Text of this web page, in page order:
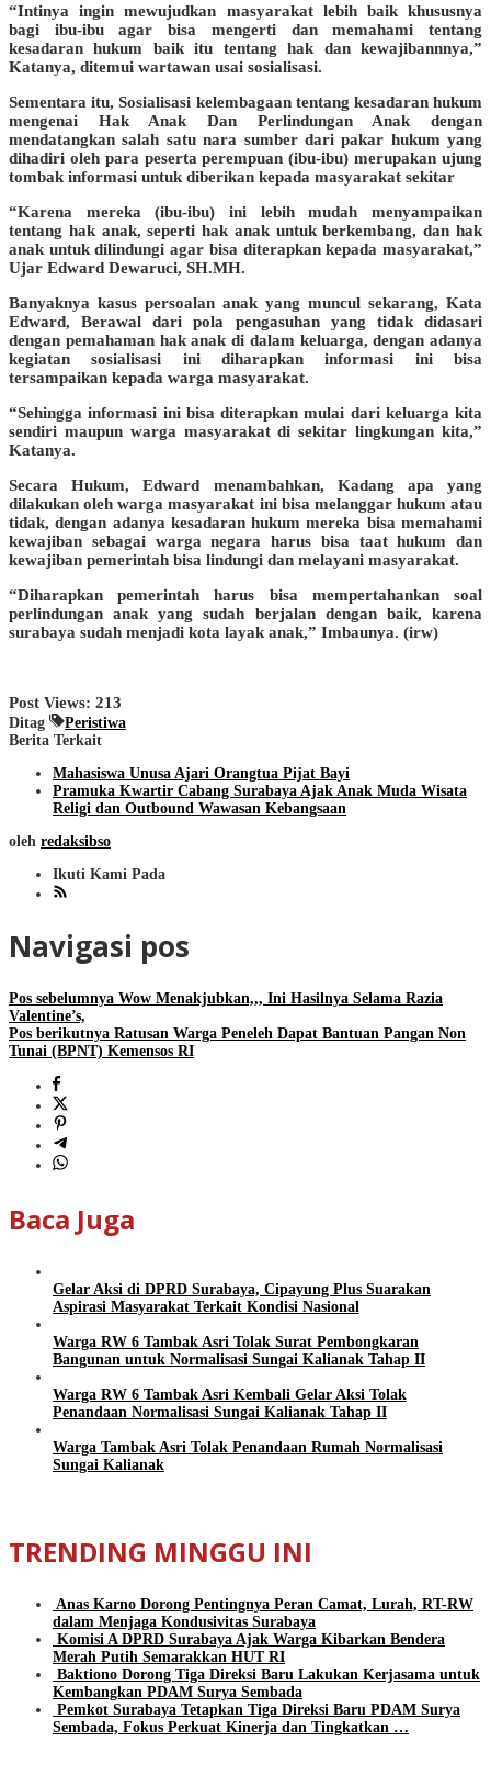
“Intinya ingin mewujudkan masyarakat lebih baik khususnya
bagi ibu-ibu agar bisa mengerti dan memahami tentang
kesadaran hukum baik itu tentang hak dan kewajibannnya,”
Katanya, ditemui wartawan usai sosialisasi.
Sementara itu, Sosialisasi kelembagaan tentang kesadaran hukum
mengenai Hak Anak Dan Perlindungan Anak dengan
mendatangkan salah satu nara sumber dari pakar hukum yang
dihadiri oleh para peserta perempuan (ibu-ibu) merupakan ujung
tombak informasi untuk diberikan kepada masyarakat sekitar
“Karena mereka (ibu-ibu) ini lebih mudah menyampaikan
tentang hak anak, seperti hak anak untuk berkembang, dan hak
anak untuk dilindungi agar bisa diterapkan kepada masyarakat,”
Ujar Edward Dewaruci, SH.MH.
Banyaknya kasus persoalan anak yang muncul sekarang, Kata
Edward, Berawal dari pola pengasuhan yang tidak didasari
dengan pemahaman hak anak di dalam keluarga, dengan adanya
kegiatan sosialisasi ini diharapkan informasi ini bisa
tersampaikan kepada warga masyarakat.
“Sehingga informasi ini bisa diterapkan mulai dari keluarga kita
sendiri maupun warga masyarakat di sekitar lingkungan kita,”
Katanya.
Secara Hukum, Edward menambahkan, Kadang apa yang
dilakukan oleh warga masyarakat ini bisa melanggar hukum atau
tidak, dengan adanya kesadaran hukum mereka bisa memahami
kewajiban sebagai warga negara harus bisa taat hukum dan
kewajiban pemerintah bisa lindungi dan melayani masyarakat.
“Diharapkan pemerintah harus bisa mempertahankan soal
perlindungan anak yang sudah berjalan dengan baik, karena
surabaya sudah menjadi kota layak anak,” Imbaunya. (irw)
Post Views: 213
Ditag
Peristiwa
Berita Terkait
Mahasiswa Unusa Ajari Orangtua Pijat Bayi
Pramuka Kwartir Cabang Surabaya Ajak Anak Muda Wisata
Religi dan Outbound Wawasan Kebangsaan
oleh redaksibso
Ikuti Kami Pada
Navigasi pos
Pos sebelumnya Wow Menakjubkan,,, Ini Hasilnya Selama Razia
Valentine’s,
Pos berikutnya Ratusan Warga Peneleh Dapat Bantuan Pangan Non
Tunai (BPNT) Kemensos RI
Baca Juga
Gelar Aksi di DPRD Surabaya, Cipayung Plus Suarakan
Aspirasi Masyarakat Terkait Kondisi Nasional
Warga RW 6 Tambak Asri Tolak Surat Pembongkaran
Bangunan untuk Normalisasi Sungai Kalianak Tahap II
Warga RW 6 Tambak Asri Kembali Gelar Aksi Tolak
Penandaan Normalisasi Sungai Kalianak Tahap II
Warga Tambak Asri Tolak Penandaan Rumah Normalisasi
Sungai Kalianak
TRENDING MINGGU INI
Anas Karno Dorong Pentingnya Peran Camat, Lurah, RT-RW
dalam Menjaga Kondusivitas Surabaya
Komisi A DPRD Surabaya Ajak Warga Kibarkan Bendera
Merah Putih Semarakkan HUT RI
Baktiono Dorong Tiga Direksi Baru Lakukan Kerjasama untuk
Kembangkan PDAM Surya Sembada
Pemkot Surabaya Tetapkan Tiga Direksi Baru PDAM Surya
Sembada, Fokus Perkuat Kinerja dan Tingkatkan …